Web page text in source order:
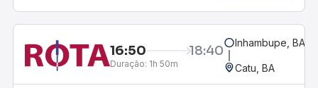
16:50 18:40
Duração: 1h 50m
Inhambupe, BA
Catu, BA